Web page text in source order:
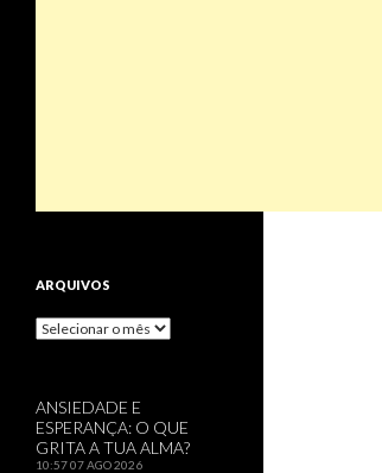
ARQUIVOS
Arquivos
ANSIEDADE E
ESPERANÇA: O QUE
GRITA A TUA ALMA?
10:5707 AGO 2026